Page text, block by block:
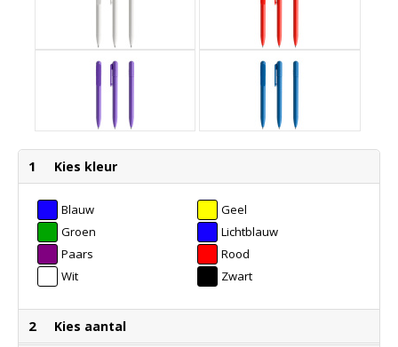
1 Kies kleur
Blauw
Geel
Groen
Lichtblauw
Paars
Rood
Wit
Zwart
2 Kies aantal